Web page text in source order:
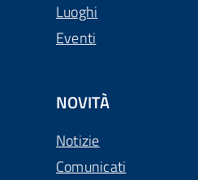
Luoghi
Eventi
NOVITÀ
Notizie
Comunicati